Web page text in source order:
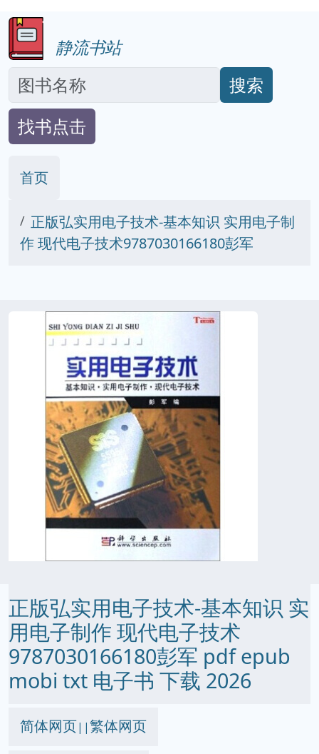
静流书站
搜索
找书点击
首页
正版弘实用电子技术-基本知识 实用电子制
作 现代电子技术9787030166180彭军
正版弘实用电子技术-基本知识 实
用电子制作 现代电子技术
9787030166180彭军 pdf epub
mobi txt 电子书 下载 2026
简体网页||繁体网页